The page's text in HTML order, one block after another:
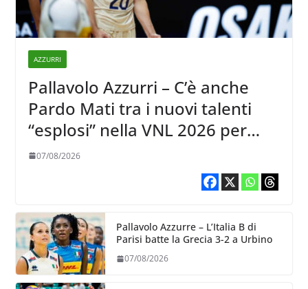
AZZURRI
Pallavolo Azzurri – C’è anche
Pardo Mati tra i nuovi talenti
“esplosi” nella VNL 2026 per
Volleyball World
07/08/2026
Pallavolo Azzurre – L’Italia B di
Parisi batte la Grecia 3-2 a Urbino
07/08/2026